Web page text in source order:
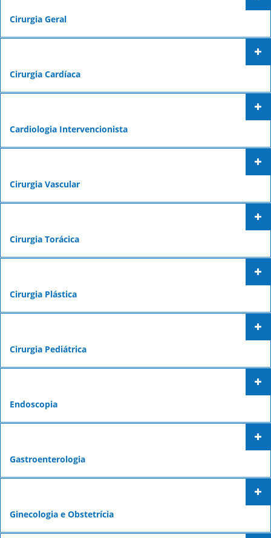
Cirurgia Geral
Cirurgia Cardíaca
Cardiologia Intervencionista
Cirurgia Vascular
Cirurgia Torácica
Cirurgia Plástica
Cirurgia Pediátrica
Endoscopia
Gastroenterologia
Ginecologia e Obstetrícia